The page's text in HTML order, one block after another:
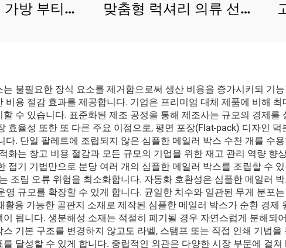
방 부티크
맞춤형 럭셔리 의류 선물
는 불필요한 장식 요소를 제거함으로써 생산 비용을 증가시키되 기
비용 절감 효과를 제공합니다. 기업은 프리미엄 대체 제품에 비해
수 있습니다. 표준화된 제조 공정을 통해 제조사는 규모의 경제
효율성 또한 또 다른 주요 이점으로, 평면 포장(Flat-pack) 디자인
다. 단일 팔레트에 조립되지 않은 심플한 메일러 박스 수천 개를 수
화는 창고 비용 절감과 모든 규모의 기업을 위한 재고 관리 역량
접기 기법만으로 분당 여러 개의 심플한 메일러 박스를 조립할 수
조립 오류 위험을 최소화합니다. 자동화 호환성은 심플한 메일러
영 규모를 확장할 수 있게 합니다. 균일한 치수와 일관된 무게 분포
활용 가능한 골판지 소재로 제작된 심플한 메일러 박스가 순환 경
이 됩니다. 생분해성 소재는 적절히 폐기될 경우 자연스럽게 분해
기본 구조를 변경하지 않고도 라벨, 스탬프 또는 직접 인쇄 기법
달성할 수 있게 합니다. 중립적인 외관은 다양한 시장 부문에 걸